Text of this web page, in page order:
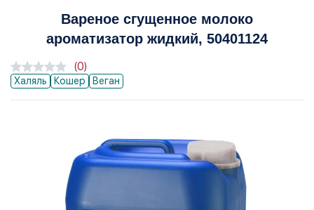
Вареное сгущенное молоко
ароматизатор жидкий, 50401124
Халяль Кошер Веган
(0)